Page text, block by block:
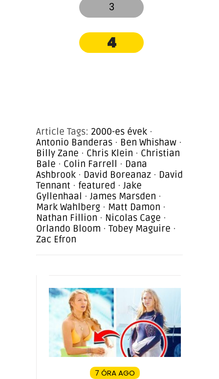
3
4
Article Tags: 2000-es évek ·
Antonio Banderas · Ben Whishaw ·
Billy Zane · Chris Klein · Christian
Bale · Colin Farrell · Dana
Ashbrook · David Boreanaz · David
Tennant · featured · Jake
Gyllenhaal · James Marsden ·
Mark Wahlberg · Matt Damon ·
Nathan Fillion · Nicolas Cage ·
Orlando Bloom · Tobey Maguire ·
Zac Efron
7 ÓRA AGO